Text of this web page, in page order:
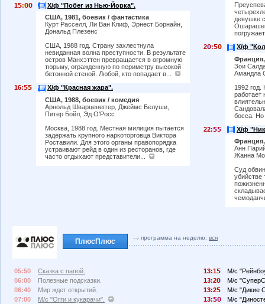
1
:
Х/ф "Побег из Нью-Йорка".
США, 1981, боевик / фантастика
Курт Расселл, Ли Ван Клиф, Эрнест Борнайн,
Дональд Плезенс
США, 1988 год. Страну захлестнула
невиданная волна преступности. В результате
остров Манхэттен превращается в огромную
тюрьму, огражденную по периметру высокой
бетонной стеной. Любой, кто попадает в...
16:
Х/ф "Красная жара".
США, 1988, боевик / комедия
Арнольд Шварценеггер, Джеймс Белуши,
Питер Бойл, Эд О'Росс
Москва, 1988 год. Местная милиция пытается
задержать крупного наркоторговца Виктора
Роставили. Для этого органы правопорядка
устраивают рейд в один из ресторанов, где
часто отдыхают представители...
девушке
2
:
Х/ф
Зои
Амандла
1992 год.
работает
босса.
22:
Х/ф
Франция,
Анн
Жанна
Суд
убийстве
ПлюсПлюс программа на неделю: вся
05:50
Сказка с папой.
06:00
Полезные подсказки.
06:40
Мир ждет открытий.
07:00
М/с "Огги и кукарачи".
13:1
М/с
13:2
М/с
13:2
М/с "Дикие
13:
М/с